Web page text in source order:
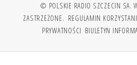
© POLSKIE RADIO SZCZECIN SA.
ZASTRZEŻONE. REGULAMIN
PRYWATNOŚCI BIULETYN